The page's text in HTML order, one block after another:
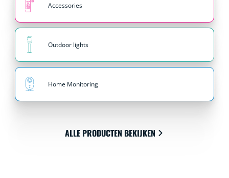
Accessories
Outdoor lights
Home Monitoring
ALLE PRODUCTEN BEKIJKEN